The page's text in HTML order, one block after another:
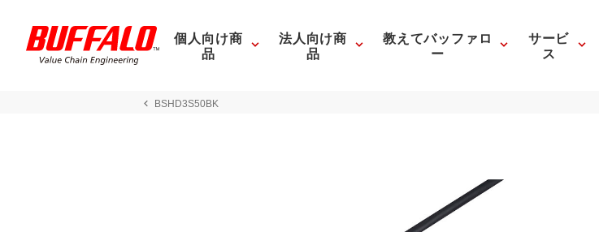
個人向け商
品
法人向け商
品
教えてバッファロ
ー
サービ
ス
BSHD3S50BK